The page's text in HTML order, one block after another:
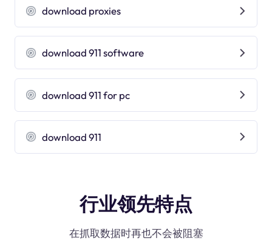
download proxies
download 911 software
download 911 for pc
download 911
行业领先特点
在抓取数据时再也不会被阻塞